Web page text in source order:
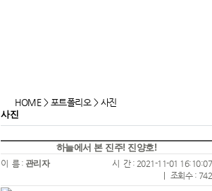
HOME > 포트폴리오 > 사진
사진
하늘에서 본 진주! 진양호!
이 름 : 관리자
시 간 : 2021-11-01 16:10:07
조회수 : 742